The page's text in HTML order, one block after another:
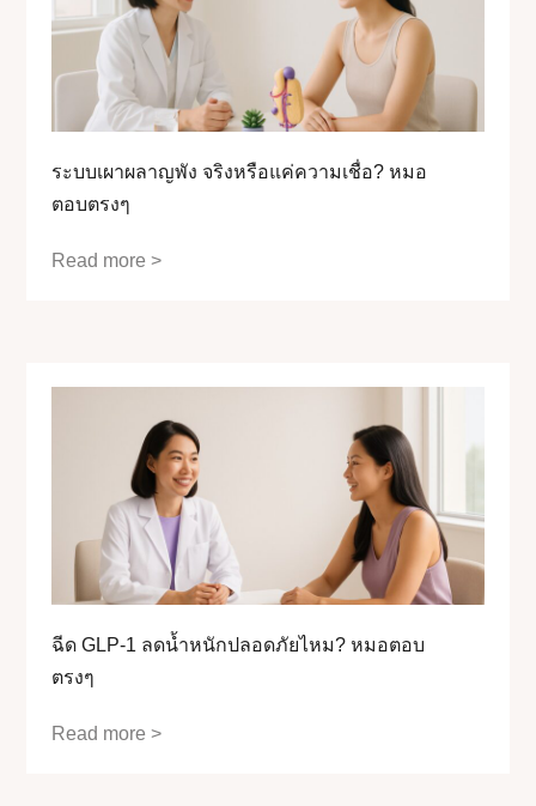
ระบบเผาผลาญพัง จริงหรือแค่ความเชื่อ? หมอ
ตอบตรงๆ
Read more >
ฉีด GLP-1 ลดน้ำหนักปลอดภัยไหม? หมอตอบ
ตรงๆ
Read more >